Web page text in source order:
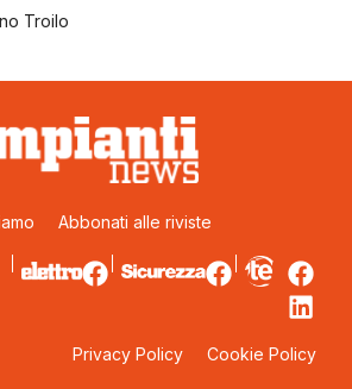
Troilo
Abbonati alle riviste
Privacy Policy Cookie Policy